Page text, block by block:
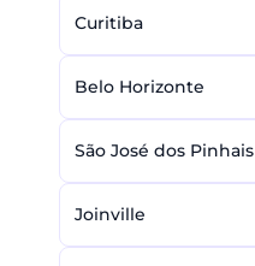
Curitiba
Belo Horizonte
São José dos Pinhais
Joinville